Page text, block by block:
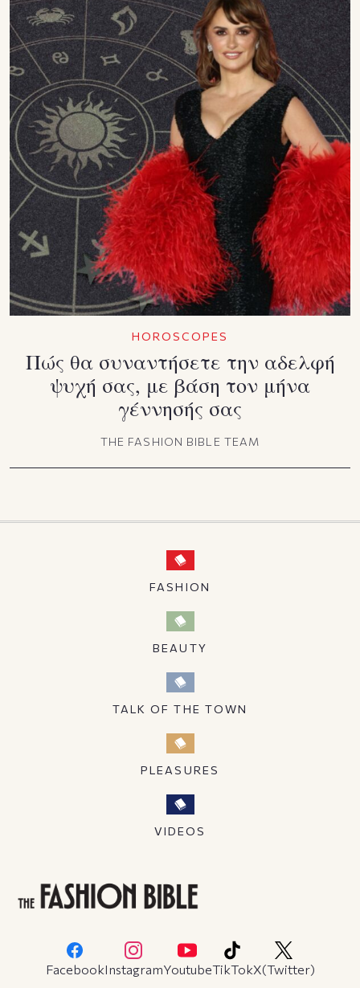
HOROSCOPES
Πώς θα συναντήσετε την αδελφή
ψυχή σας, με βάση τον μήνα
γέννησής σας
THE FASHION BIBLE TEAM
FASHION
BEAUTY
TALK OF THE TOWN
PLEASURES
VIDEOS
FacebookInstagramYoutubeTikTokX(Twitter)